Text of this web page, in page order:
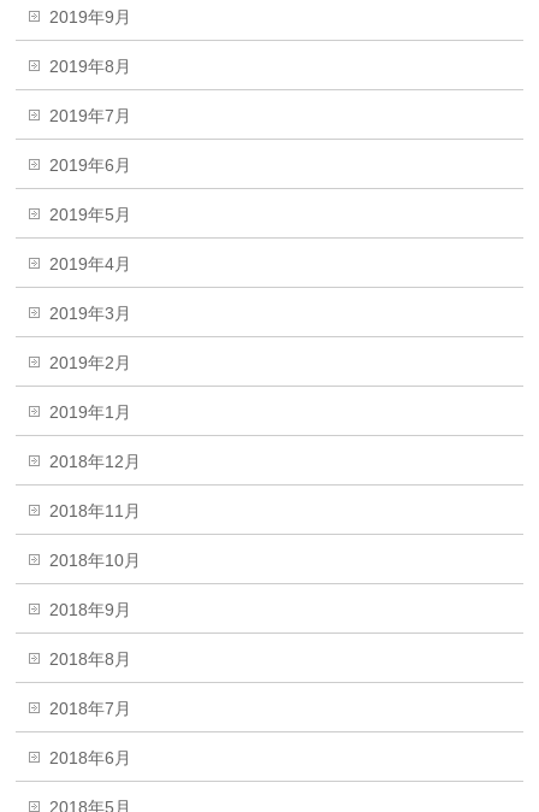
2019年9月
2019年8月
2019年7月
2019年6月
2019年5月
2019年4月
2019年3月
2019年2月
2019年1月
2018年12月
2018年11月
2018年10月
2018年9月
2018年8月
2018年7月
2018年6月
2018年5月